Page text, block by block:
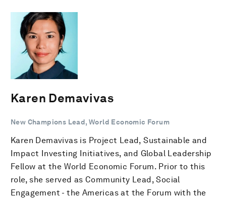
Karen Demavivas
New Champions Lead, World Economic Forum
Karen Demavivas is Project Lead, Sustainable and
Impact Investing Initiatives, and Global Leadership
Fellow at the World Economic Forum. Prior to this
role, she served as Community Lead, Social
Engagement - the Americas at the Forum with the